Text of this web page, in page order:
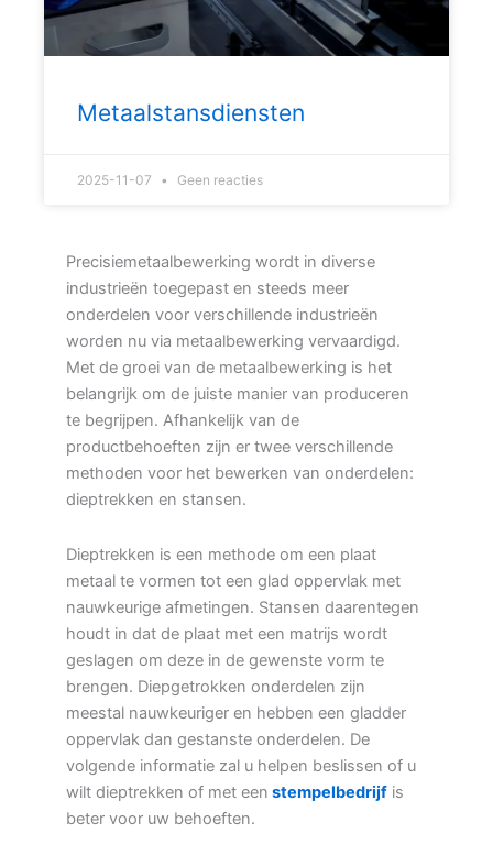
Metaalstansdiensten
2025-11-07 Geen reacties
Precisiemetaalbewerking wordt in diverse
industrieën toegepast en steeds meer
onderdelen voor verschillende industrieën
worden nu via metaalbewerking vervaardigd.
Met de groei van de metaalbewerking is het
belangrijk om de juiste manier van produceren
te begrijpen. Afhankelijk van de
productbehoeften zijn er twee verschillende
methoden voor het bewerken van onderdelen:
dieptrekken en stansen.
Dieptrekken is een methode om een plaat
metaal te vormen tot een glad oppervlak met
nauwkeurige afmetingen. Stansen daarentegen
houdt in dat de plaat met een matrijs wordt
geslagen om deze in de gewenste vorm te
brengen. Diepgetrokken onderdelen zijn
meestal nauwkeuriger en hebben een gladder
oppervlak dan gestanste onderdelen. De
volgende informatie zal u helpen beslissen of u
wilt dieptrekken of met een stempelbedrijf is
beter voor uw behoeften.